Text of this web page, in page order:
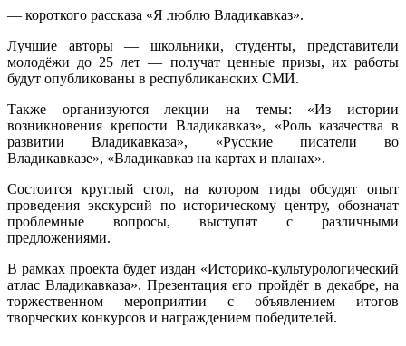
— короткого рассказа «Я люблю Владикавказ».
Лучшие авторы — школьники, студенты, представители
молодёжи до 25 лет — получат ценные призы, их работы
будут опубликованы в республиканских СМИ.
Также организуются лекции на темы: «Из истории
возникновения крепости Владикавказ», «Роль казачества в
развитии Владикавказа», «Русские писатели во
Владикавказе», «Владикавказ на картах и планах».
Состоится круглый стол, на котором гиды обсудят опыт
проведения экскурсий по историческому центру, обозначат
проблемные вопросы, выступят с различными
предложениями.
В рамках проекта будет издан «Историко-культурологический
атлас Владикавказа». Презентация его пройдёт в декабре, на
торжественном мероприятии с объявлением итогов
творческих конкурсов и награждением победителей.